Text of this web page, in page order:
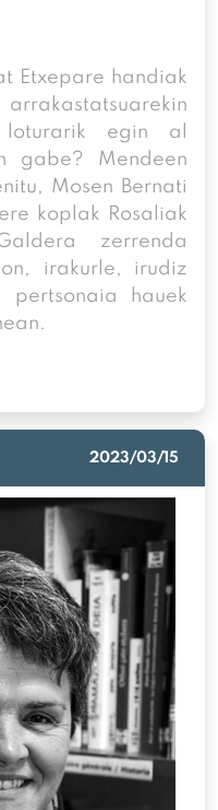
Etxepare handiak
loturarik egin al
gabe? Mendeen
Mosen Bernati
koplak Rosaliak
zerrenda
irakurle, irudiz
pertsonaia hauek
2023/03/15